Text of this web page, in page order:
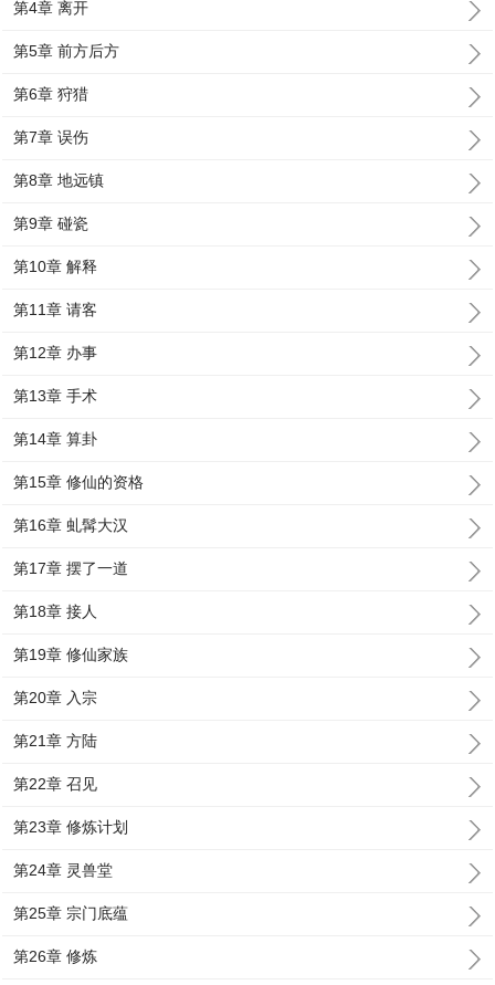
第4章 离开
第5章 前方后方
第6章 狩猎
第7章 误伤
第8章 地远镇
第9章 碰瓷
第10章 解释
第11章 请客
第12章 办事
第13章 手术
第14章 算卦
第15章 修仙的资格
第16章 虬髯大汉
第17章 摆了一道
第18章 接人
第19章 修仙家族
第20章 入宗
第21章 方陆
第22章 召见
第23章 修炼计划
第24章 灵兽堂
第25章 宗门底蕴
第26章 修炼